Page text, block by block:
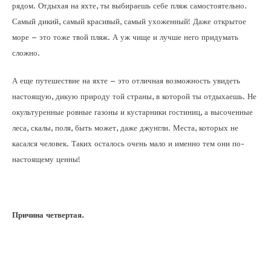
рядом. Отдыхая на яхте, ты выбираешь себе пляж самостоятельно.
Самый дикий, самый красивый, самый ухоженный! Даже открытое
море – это тоже твой пляж. А уж чище и лучше него придумать
сложно.
А еще путешествие на яхте – это отличная возможность увидеть
настоящую, дикую природу той страны, в которой ты отдыхаешь. Не
окультуренные ровные газоны и кустарники гостиниц, а высоченные
леса, скалы, поля, быть может, даже джунгли. Места, которых не
касался человек. Таких осталось очень мало и именно тем они по-
настоящему ценны!
Причина четвертая.